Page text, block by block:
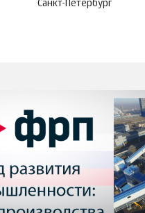
Санкт-Петербург